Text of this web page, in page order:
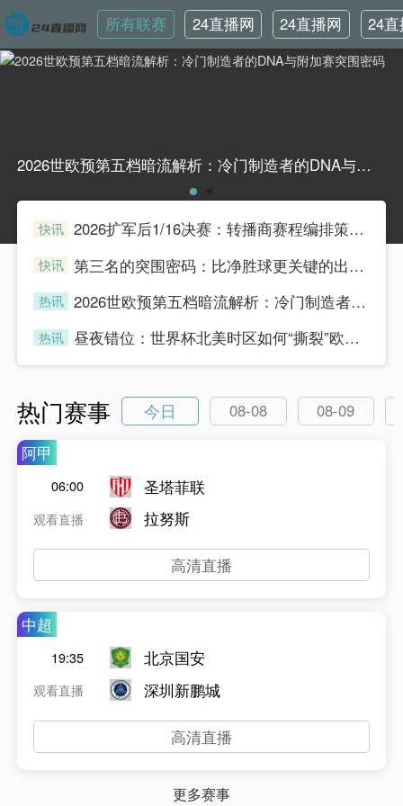
所有联赛
24直播网
英超
24直播网
世界杯
24
韩
2026世欧预第五档暗流解析：冷门制造者的DNA与附加赛突围密码2026世欧预第五档暗流解析：冷门制造者的DNA与附加赛突围密码
快讯
2026扩军后1/16决赛：转播商赛程编排策略与广告收益模型重构
快讯
第三名的突围密码：比净胜球更关键的出线法则
热讯
2026世欧预第五档暗流解析：冷门制造者的DNA与附加赛突围密码
热讯
昼夜错位：世界杯北美时区如何“撕裂”欧洲球迷的生理时钟
热门赛事 今日 08-08
08-09
阿甲
06:00
观看直播
圣塔菲联
拉努斯
高清直播
中超
19:35
观看直播
北京国安
深圳新鹏城
高清直播
更多赛事